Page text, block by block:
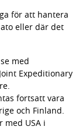
för att hantera
eller där det
med
Expeditionary
fortsatt vara
och Finland.
med USA i